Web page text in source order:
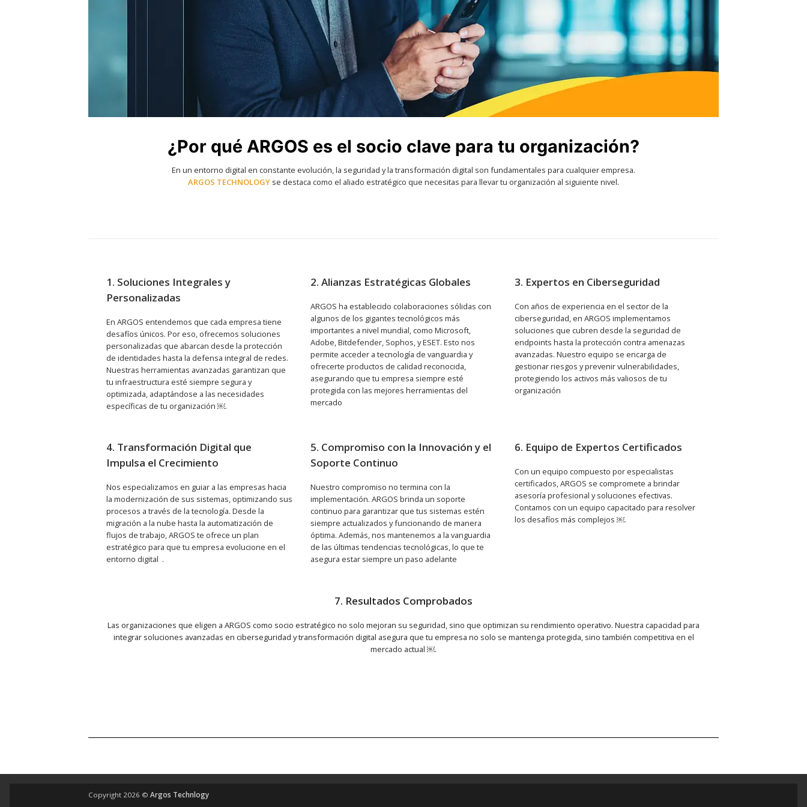
¿Por qué ARGOS es el socio clave para tu organización?
En un entorno digital en constante evolución, la seguridad y la transformación digital son fundamentales para cualquier empresa.
ARGOS TECHNOLOGY se destaca como el aliado estratégico que necesitas para llevar tu organización al siguiente nivel.
1. Soluciones Integrales y
Personalizadas
En ARGOS entendemos que cada empresa tiene
desafíos únicos. Por eso, ofrecemos soluciones
personalizadas que abarcan desde la protección
de identidades hasta la defensa integral de redes.
Nuestras herramientas avanzadas garantizan que
tu infraestructura esté siempre segura y
optimizada, adaptándose a las necesidades
específicas de tu organización ￼.
2. Alianzas Estratégicas Globales
ARGOS ha establecido colaboraciones sólidas con
algunos de los gigantes tecnológicos más
importantes a nivel mundial, como Microsoft,
Adobe, Bitdefender, Sophos, y ESET. Esto nos
permite acceder a tecnología de vanguardia y
ofrecerte productos de calidad reconocida,
asegurando que tu empresa siempre esté
protegida con las mejores herramientas del
mercado
3. Expertos en Ciberseguridad
Con años de experiencia en el sector de la
ciberseguridad, en ARGOS implementamos
soluciones que cubren desde la seguridad de
endpoints hasta la protección contra amenazas
avanzadas. Nuestro equipo se encarga de
gestionar riesgos y prevenir vulnerabilidades,
protegiendo los activos más valiosos de tu
organización
4. Transformación Digital que
Impulsa el Crecimiento
Nos especializamos en guiar a las empresas hacia
la modernización de sus sistemas, optimizando sus
procesos a través de la tecnología. Desde la
migración a la nube hasta la automatización de
flujos de trabajo, ARGOS te ofrece un plan
estratégico para que tu empresa evolucione en el
entorno digital .
5. Compromiso con la Innovación y el
Soporte Continuo
Nuestro compromiso no termina con la
implementación. ARGOS brinda un soporte
continuo para garantizar que tus sistemas estén
siempre actualizados y funcionando de manera
óptima. Además, nos mantenemos a la vanguardia
de las últimas tendencias tecnológicas, lo que te
asegura estar siempre un paso adelante
6. Equipo de Expertos Certificados
Con un equipo compuesto por especialistas
certificados, ARGOS se compromete a brindar
asesoría profesional y soluciones efectivas.
Contamos con un equipo capacitado para resolver
los desafíos más complejos ￼.
7. Resultados Comprobados
Las organizaciones que eligen a ARGOS como socio estratégico no solo mejoran su seguridad, sino que optimizan su rendimiento operativo. Nuestra capacidad para
integrar soluciones avanzadas en ciberseguridad y transformación digital asegura que tu empresa no solo se mantenga protegida, sino también competitiva en el
mercado actual ￼.
Copyright 2026 © Argos Technlogy